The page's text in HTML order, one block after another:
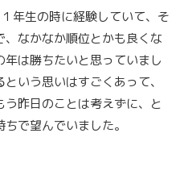
年生の時に経験していて、そ
なかなか順位とかも良くな
は勝ちたいと思っていまし
いう思いはすごくあって、
昨日のことは考えずに、と
で望んでいました。